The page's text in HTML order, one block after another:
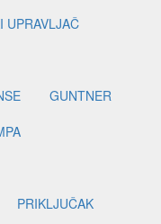
UPRAVLJAČ
GUNTNER
PRIKLJUČAK